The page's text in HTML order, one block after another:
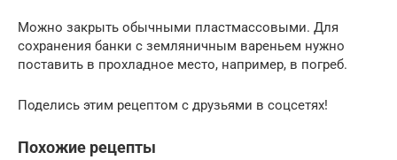
Можно закрыть обычными пластмассовыми. Для
сохранения банки с земляничным вареньем нужно
поставить в прохладное место, например, в погреб.
Поделись этим рецептом с друзьями в соцсетях!
Похожие рецепты